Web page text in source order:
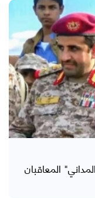
المعاقبان